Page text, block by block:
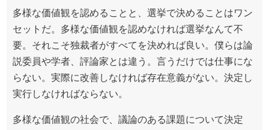
多様な価値観を認めることと、選挙で決めることはワン
セットだ。多様な価値観を認めなければ選挙なんて不
要。それこそ独裁者がすべてを決めれば良い。僕らは論
説委員や学者、評論家とは違う。言うだけでは仕事にな
らない。実際に改善しなければ存在意義がない。決定し
実行しなければならない。
多様な価値観の社会で、議論のある課題について決定